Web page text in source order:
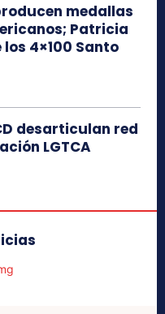
medallas
Patricia
4×100 Santo
desarticulan red
LGTCA